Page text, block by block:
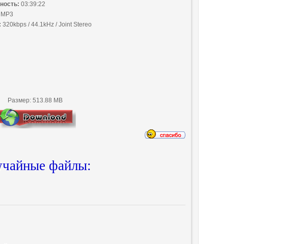
03:39:22
MP3
320kbps / 44.1kHz / Joint Stereo
Размер: 513.88 MB
файлы: